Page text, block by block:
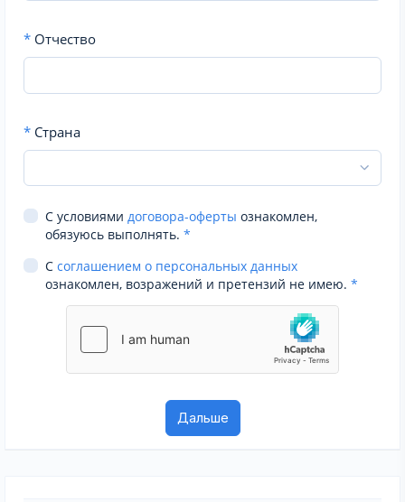
* Отчество
* Страна
С условиями договора-оферты ознакомлен,
обязуюсь выполнять. *
С соглашением о персональных данных
ознакомлен, возражений и претензий не имею. *